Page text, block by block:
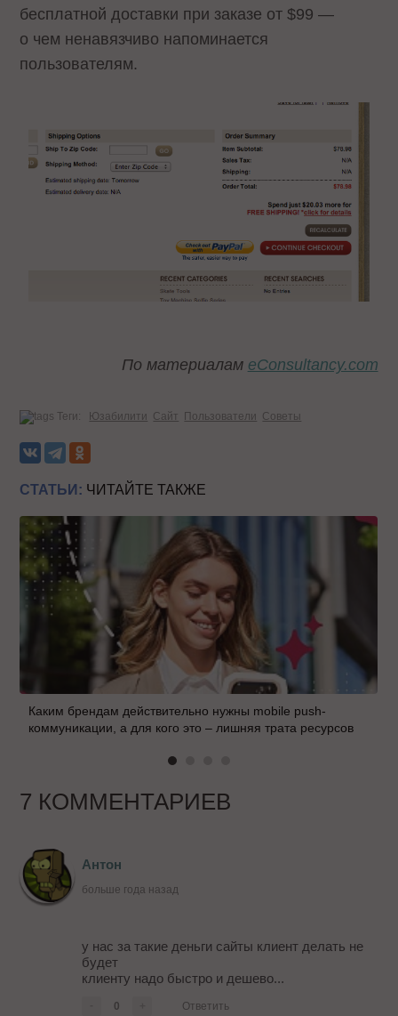
бесплатной доставки при заказе от $99 —
о чем ненавязчиво напоминается
пользователям.
По материалам eConsultancy.com
Теги: Юзабилити Сайт Пользователи Советы
СТАТЬИ: ЧИТАЙТЕ ТАКЖЕ
Каким брендам действительно нужны mobile push-
коммуникации, а для кого это – лишняя трата ресурсов
7 КОММЕНТАРИЕВ
Антон
больше года назад
у нас за такие деньги сайты клиент делать не
будет
клиенту надо быстро и дешево...
0 Ответить